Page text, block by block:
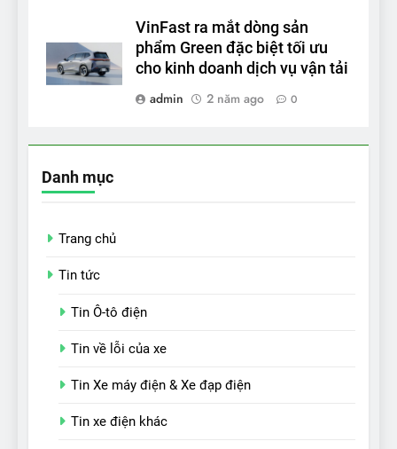
VinFast ra mắt dòng sản
phẩm Green đặc biệt tối ưu
cho kinh doanh dịch vụ vận tải
admin
2 năm ago 0
Danh mục
Trang chủ
Tin tức
Tin Ô-tô điện
Tin về lỗi của xe
Tin Xe máy điện & Xe đạp điện
Tin xe điện khác